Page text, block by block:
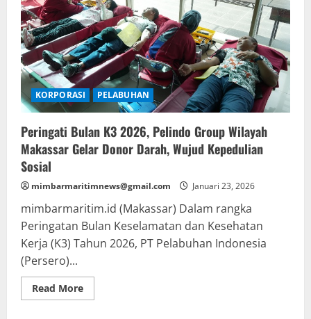
KORPORASI PELABUHAN
Peringati Bulan K3 2026, Pelindo Group Wilayah
Makassar Gelar Donor Darah, Wujud Kepedulian
Sosial
mimbarmaritimnews@gmail.com Januari 23, 2026
mimbarmaritim.id (Makassar) Dalam rangka
Peringatan Bulan Keselamatan dan Kesehatan
Kerja (K3) Tahun 2026, PT Pelabuhan Indonesia
(Persero)...
Read MoreRead
more